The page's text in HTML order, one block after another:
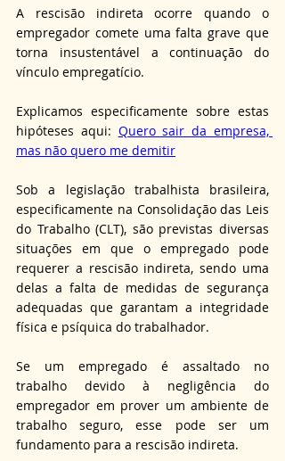
A rescisão indireta ocorre quando o
empregador comete uma falta grave que
torna insustentável a continuação do
vínculo empregatício.
Explicamos especificamente sobre estas
hipóteses aqui: Quero sair da empresa,
mas não quero me demitir
Sob a legislação trabalhista brasileira,
especificamente na Consolidação das Leis
do Trabalho (CLT), são previstas diversas
situações em que o empregado pode
requerer a rescisão indireta, sendo uma
delas a falta de medidas de segurança
adequadas que garantam a integridade
física e psíquica do trabalhador.
Se um empregado é assaltado no
trabalho devido à negligência do
empregador em prover um ambiente de
trabalho seguro, esse pode ser um
fundamento para a rescisão indireta.